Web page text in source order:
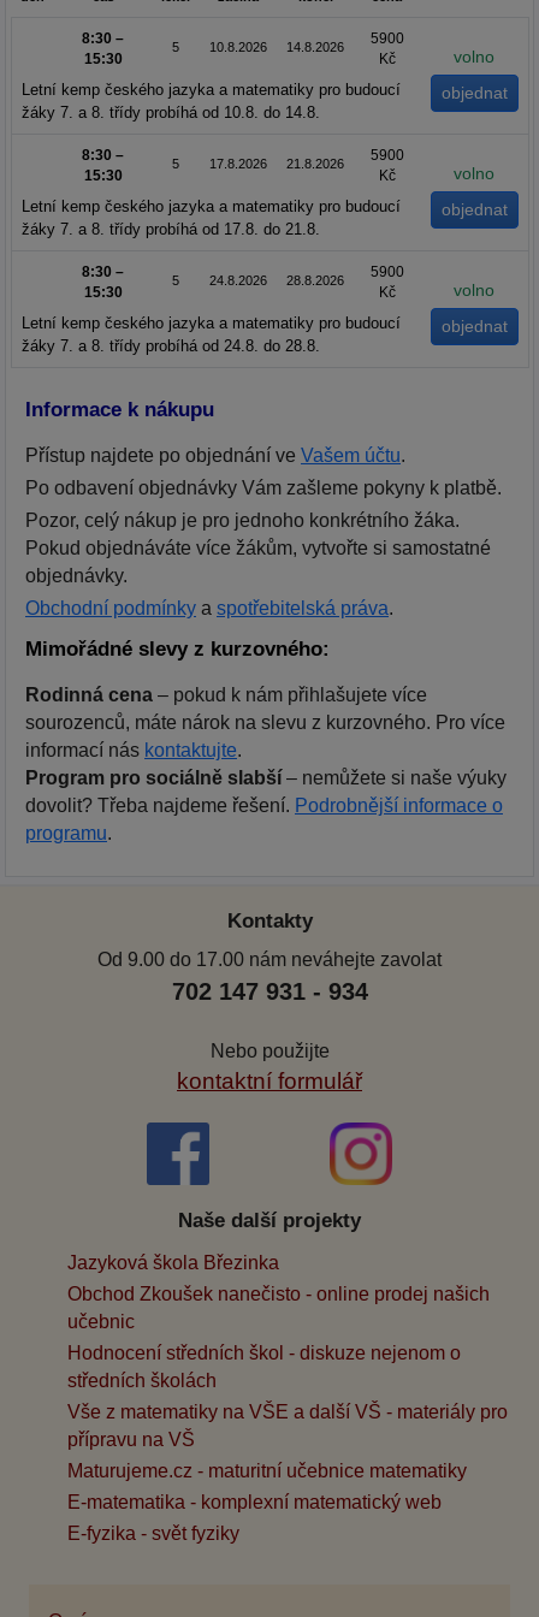
8:30 –
15:30
5 10.8.2026 14.8.2026
5900
Kč
volno
Letní kemp českého jazyka a matematiky pro budoucí
žáky 7. a 8. třídy probíhá od 10.8. do 14.8.
8:30 –
15:30
5 17.8.2026 21.8.2026
5900
Kč
volno
Letní kemp českého jazyka a matematiky pro budoucí
žáky 7. a 8. třídy probíhá od 17.8. do 21.8.
8:30 –
15:30
5 24.8.2026 28.8.2026
5900
Kč
volno
Letní kemp českého jazyka a matematiky pro budoucí
žáky 7. a 8. třídy probíhá od 24.8. do 28.8.
Informace k nákupu
Přístup najdete po objednání ve Vašem účtu.
Po odbavení objednávky Vám zašleme pokyny k platbě.
Pozor, celý nákup je pro jednoho konkrétního žáka.
Pokud objednáváte více žákům, vytvořte si samostatné
objednávky.
Obchodní podmínky a spotřebitelská práva.
Mimořádné slevy z kurzovného:
Rodinná cena – pokud k nám přihlašujete více
sourozenců, máte nárok na slevu z kurzovného. Pro více
informací nás kontaktujte.
Program pro sociálně slabší – nemůžete si naše výuky
dovolit? Třeba najdeme řešení. Podrobnější informace o
programu.
Kontakty
Od 9.00 do 17.00 nám neváhejte zavolat
702 147 931 - 934
Nebo použijte
kontaktní formulář
Naše další projekty
Jazyková škola Březinka
Obchod Zkoušek nanečisto - online prodej našich
učebnic
Hodnocení středních škol - diskuze nejenom o
středních školách
Vše z matematiky na VŠE a další VŠ - materiály pro
přípravu na VŠ
Maturujeme.cz - maturitní učebnice matematiky
E-matematika - komplexní matematický web
E-fyzika - svět fyziky